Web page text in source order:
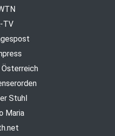
TV
Österreich
Stuhl
Maria